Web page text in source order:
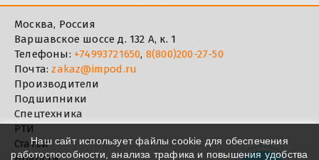
Москва, Россия
Варшавское шоссе д. 132 А, к. 1
Телефоны: +74993721650, 8(800)200-27-50
Почта:zakaz@impod.ru
Производители
Подшипники
Спецтехника
РТИ
СтатьиНаш сайт использует файлы cookie для обеспечения
работоспособности, анализа трафика и повышения удобства